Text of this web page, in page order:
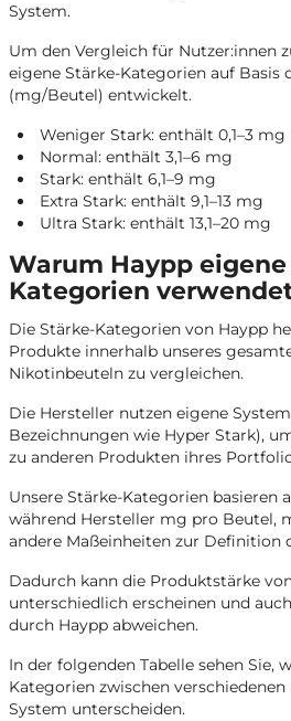
System.
Um den Vergleich für Nutzer:innen
eigene Stärke-Kategorien auf Basis
(mg/Beutel) entwickelt.
Weniger Stark: enthält 0,1–3 mg
Normal: enthält 3,1–6 mg
Stark: enthält 6,1–9 mg
Extra Stark: enthält 9,1–13 mg
Ultra Stark: enthält 13,1–20 mg
Warum Haypp
Kategorien
Die Stärke-Kategorien von Haypp
Produkte innerhalb unseres
Nikotinbeuteln zu vergleichen.
Die Hersteller nutzen eigene
Bezeichnungen wie Hyper Stark),
zu anderen Produkten ihres
Unsere Stärke-Kategorien basieren
während Hersteller mg pro Beutel,
andere Maßeinheiten zur Definition
Dadurch kann die Produktstärke
unterschiedlich erscheinen und
durch Haypp abweichen.
In der folgenden Tabelle sehen Sie,
Kategorien zwischen
System unterscheiden.